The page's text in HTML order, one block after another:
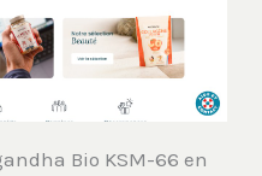
Bio KSM-66 en